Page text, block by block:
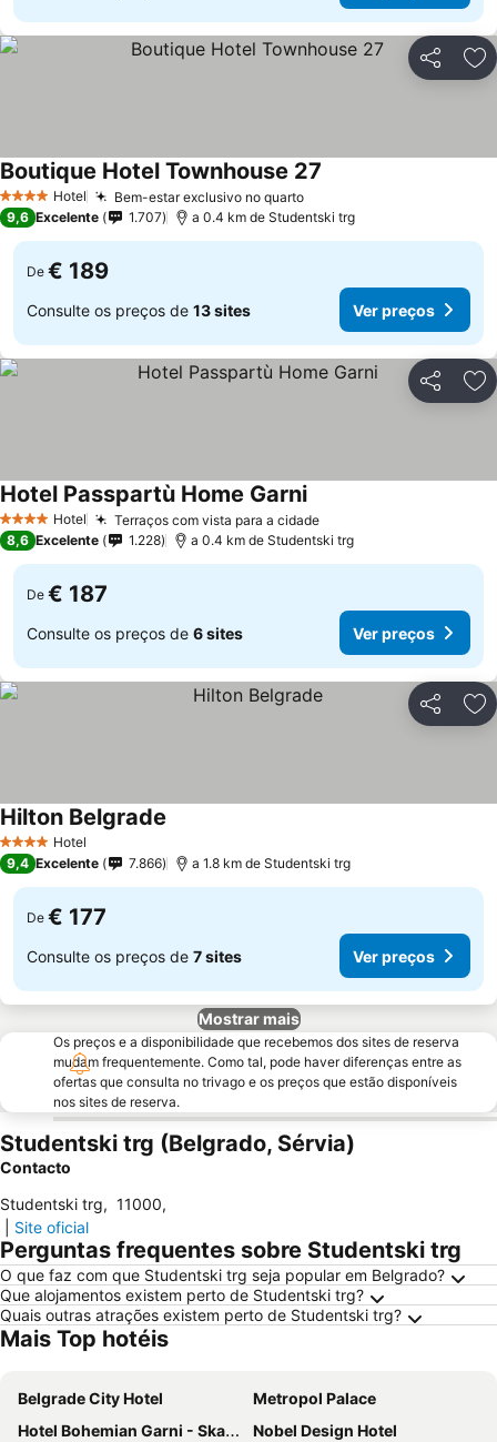
Partilhar
4 EstrelasHotel Bem-estar exclusivo no quartoVer preços
Boutique Hotel Townhouse 27
9,6 Excelente 1.707 a 0.4 km de Studentski trg
De € 189
Consulte os preços de 13 sites Ver preços
Partilhar
4 EstrelasHotel Terraços com vista para a cidadeVer preços
Hotel Passpartù Home GarniVer preços
8,6 Excelente 1.228 a 0.4 km de Studentski trg
De € 187
Consulte os preços de 6 sites Ver preços
Partilhar
4 EstrelasHotel
Hilton Belgrade
9,4 Excelente 7.866 a 1.8 km de Studentski trg
De € 177
Consulte os preços de 7 sites Ver preços
Mostrar mais
Os preços e a disponibilidade que recebemos dos sites de reserva
mudam frequentemente. Como tal, pode haver diferenças entre as
ofertas que consulta no trivago e os preços que estão disponíveis
nos sites de reserva.
Studentski trg (Belgrado, Sérvia)
Contacto
Studentski trg, 11000,
Site oficial
Perguntas frequentes sobre Studentski trg
O que faz com que Studentski trg seja popular em Belgrado?
Que alojamentos existem perto de Studentski trg?
Quais outras atrações existem perto de Studentski trg?
Mais Top hotéis
Belgrade City Hotel
Metropol Palace
Hotel Bohemian Garni - Skadarlija
Nobel Design Hotel